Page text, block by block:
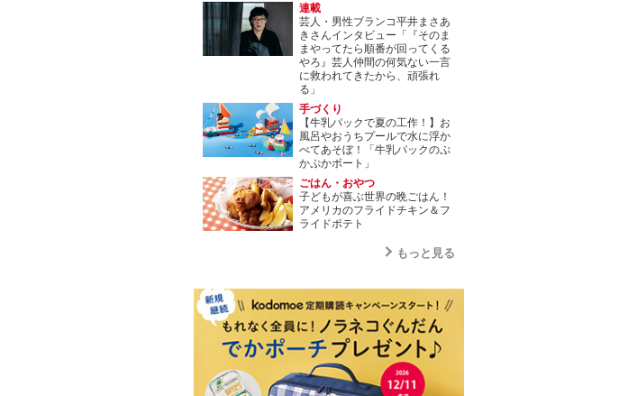
連載
芸人・男性ブランコ平井まさあ
きさんインタビュー「『そのま
まやってたら順番が回ってくる
やろ』芸人仲間の何気ない一言
に救われてきたから、頑張れ
る」
手づくり
【牛乳パックで夏の工作！】お
風呂やおうちプールで水に浮か
べてあそぼ！「牛乳パックのぷ
かぷかボート」
ごはん・おやつ
子どもが喜ぶ世界の晩ごはん！
アメリカのフライドチキン＆フ
ライドポテト
もっと見る